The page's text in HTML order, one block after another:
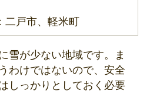
二戸市、軽米町
雪が少ない地域です。ま
わけではないので、安全
しっかりとしておく必要